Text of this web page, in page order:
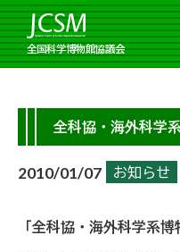
全国科学博物館協議会
全科協・海外科学
2010/01/07 お知らせ
「全科協・海外科学系